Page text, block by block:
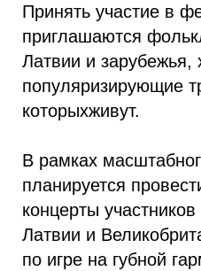
Принять участие в
приглашаются
Латвии и зарубежья,
популяризирующие
которыхживут.
В рамках
планируется
концерты
Латвии и
по игре на губной